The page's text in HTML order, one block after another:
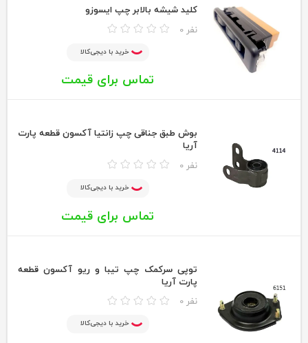
کلید شیشه بالابر چپ ایسوزو
0 نفر
خرید با دیجی‌کالا
تماس برای قیمت
بوش طبق جناقی چپ زانتیا آکسون قطعه پارت
آریا
0 نفر
خرید با دیجی‌کالا
تماس برای قیمت
توپی سرکمک چپ تیبا و ریو آکسون قطعه
پارت آریا
0 نفر
خرید با دیجی‌کالا